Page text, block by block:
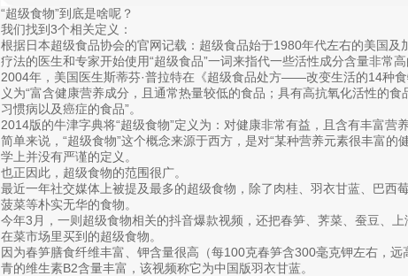
“超级食物”到底是啥呢？
我们找到3个相关定义：
根据日本超级食品协会的官网记载：超级食品始于1980年代左右的美国及
疗法的医生和专家开始使用“超级食品”一词来指代一些活性成分含量非常高
2004年，美国医生斯蒂芬·普拉特在《超级食品处方——改变生活的14种
义为“富含健康营养成分，且通常热量较低的食品；具有高抗氧化活性的
习惯病以及癌症的食品”。
2014版的牛津字典将“超级食物”定义为：对健康非常有益，且含有丰富营养
简单来说，“超级食物”这个概念来源于西方，是对“某种营养元素很丰富的
学上并没有严谨的定义。
也正因此，超级食物的范围很广。
最近一年社交媒体上被提及最多的超级食物，除了肉桂、羽衣甘蓝、巴西
菠菜等朴实无华的食物。
今年3月，一则超级食物相关的抖音爆款视频，还把春笋、荠菜、蚕豆、
在菜市场里买到的超级食物。
因为春笋膳食纤维丰富、钾含量很高（每100克春笋含300毫克钾左右，
青的维生素B2含量丰富，该视频称它为中国版羽衣甘蓝。